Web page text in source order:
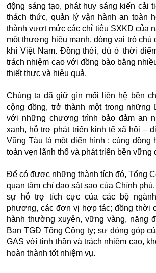
động sáng tạo, phát huy sáng kiến cải
thách thức, quản lý vận hành an toàn
thành vượt mức các chỉ tiêu SXKD của
một thương hiệu mạnh, đóng vai trò chủ
khí Việt Nam. Đồng thời, dù ở thời
trách nhiệm cao với đồng bào bằng
thiết thực và hiệu quả.
Chúng ta đã giữ gìn mối liên hệ bền
cộng đồng, trở thành một trong
với những chương trình bảo đảm an
xanh, hỗ trợ phát triển kinh tế xã hội –
Vũng Tàu là một điển hình ; cùng đồng
toàn vẹn lãnh thổ và phát triển bền vững
Để có được những thành tích đó, Tổng
quan tâm chỉ đạo sát sao của Chính
sự hỗ trợ tích cực của các bộ
phương, các đơn vị hợp tác; đồng thời
hành thường xuyên, vững vàng, năng
Ban TGĐ Tổng Công ty; sự đóng góp
GAS với tinh thần và trách nhiệm cao,
hoàn thành tốt nhiệm vụ.